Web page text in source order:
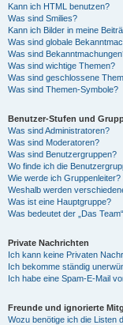
Kann ich HTML benutzen?
Was sind Smilies?
Kann ich Bilder in meine
Was sind globale
Was sind
Was sind wichtige Themen?
Was sind geschlossene
Was sind Themen-Symbole?
Benutzer-Stufen und
Was sind Administratoren?
Was sind Moderatoren?
Was sind Benutzergruppen?
Wo finde ich die
Wie werde ich Gruppenleiter?
Weshalb werden
Was ist eine Hauptgruppe?
Was bedeutet der „Das
Private Nachrichten
Ich kann keine Privaten
Ich bekomme ständig
Ich habe eine Spam-E-Mail
Freunde und ignorierte
Wozu benötige ich die Listen